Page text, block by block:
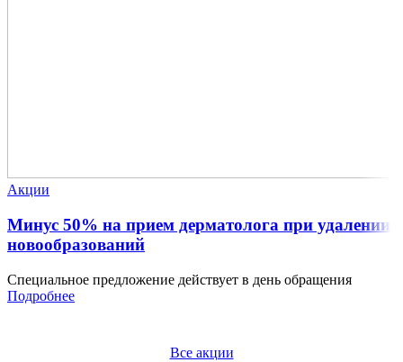
Акции
Минус 50% на прием дерматолога при удалении
новообразований
Специальное предложение действует в день обращения
Подробнее
Все акции